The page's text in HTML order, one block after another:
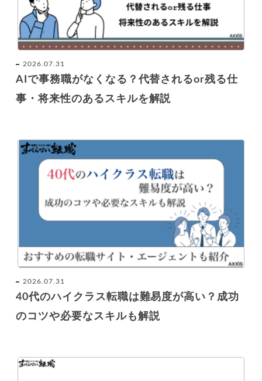
2026.07.31
AIで事務職がなくなる？代替されるor残る仕
事・将来性のあるスキルを解説
2026.07.31
40代のハイクラス転職は難易度が高い？成功
のコツや必要なスキルも解説